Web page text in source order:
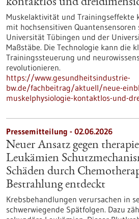
kontaktlos und
Muskelaktivität und Trainingseffekte
mit hochsensitiven Quantensensoren
Universität Tübingen und der
Maßstäbe. Die Technologie kann die
Trainingssteuerung und
revolutionieren.
https://www.gesundheitsindustrie-
bw.de/fachbeitrag/aktuell/neue-
muskelphysiologie-kontaktlos-und-
Pressemitteilung - 02.06.2026
Neuer Ansatz gegen
Leukämien
Schäden durch
Bestrahlung entdeckt
Krebsbehandlungen verursachen in
schwerwiegende Spätfolgen. Dazu